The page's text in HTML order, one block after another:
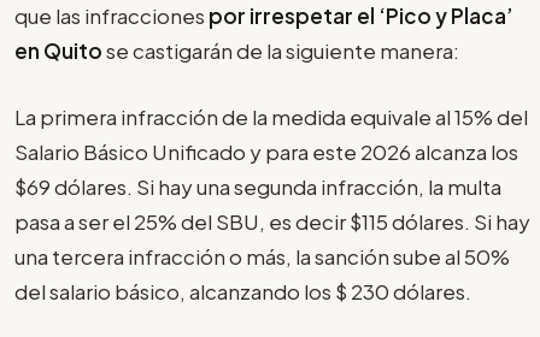
que las infracciones por irrespetar el ‘Pico y Placa’
en Quitose castigarán de la siguiente manera:
La primera infracción de la medida equivale al 15% del
Salario Básico Unificado y para este 2026 alcanza los
$69 dólares. Si hay una segunda infracción, la multa
pasa a ser el 25% del SBU, es decir $115 dólares. Si hay
una tercera infracción o más, la sanción sube al 50%
del salario básico, alcanzando los $ 230 dólares.